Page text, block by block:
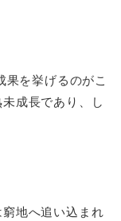
を挙げるのがこ
成長であり、し
地へ追い込まれ